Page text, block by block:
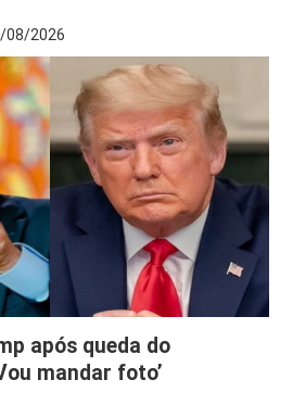
08/2026
após queda do
mandar foto’